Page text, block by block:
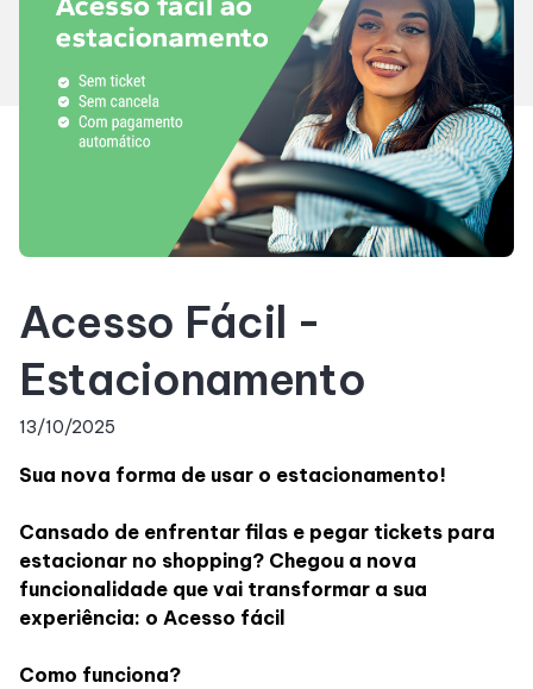
Horários
Entretenimento
Teatro
Fique por dentro
Eventos
Lojas e Restaurantes
Lojas
Alimentação
Acesso Fácil -
Estacionamento
13/10/2025
Sua nova forma de usar o estacionamento!
Cansado de enfrentar filas e pegar tickets para
estacionar no shopping? Chegou a nova
funcionalidade que vai transformar a sua
experiência: o Acesso fácil
Como funciona?